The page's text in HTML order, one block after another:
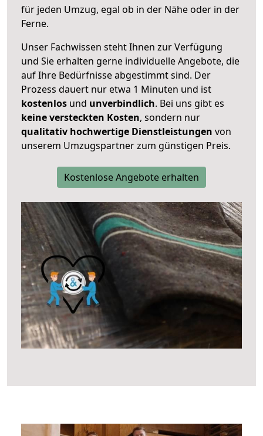
für jeden Umzug, egal ob in der Nähe oder in der
Ferne.
Unser Fachwissen steht Ihnen zur Verfügung
und Sie erhalten gerne individuelle Angebote, die
auf Ihre Bedürfnisse abgestimmt sind. Der
Prozess dauert nur etwa 1 Minuten und ist
kostenlos und unverbindlich. Bei uns gibt es
keine versteckten Kosten, sondern nur
qualitativ hochwertige Dienstleistungen von
unserem Umzugspartner zum günstigen Preis.
Kostenlose Angebote erhalten